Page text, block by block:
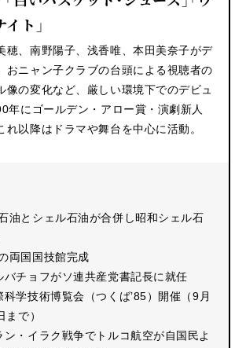
ト」
穂、南野陽子、浅香唯、本田美奈子がデ
おニャン子クラブの台頭による視聴者の
像の変化など、厳しい環境下でのデビュ
年にゴールデン・アロー賞・演劇新人
れ以降はドラマや舞台を中心に活動。
油とシェル石油が合併し昭和シェル石
両国国技館完成
バチョフがソ連共産党書記長に就任
科学技術博覧会（つくば’85）開催（9月
まで）
ン・イラク戦争でトルコ航空が自国民よ